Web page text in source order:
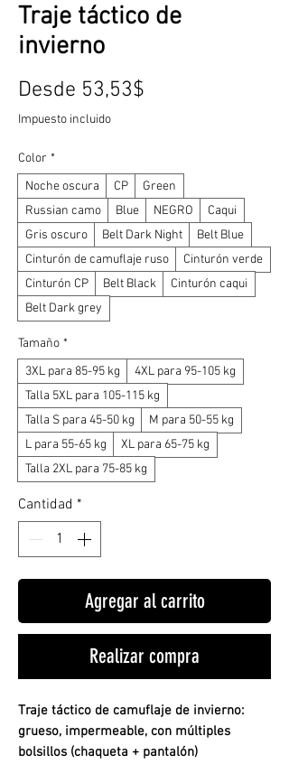
Traje táctico de
invierno
Desde 53,53$
Impuesto incluido
Color *
Noche oscura
CP
Green
Russian camo
Blue NEGRO
Caqui
Gris oscuro
Belt Dark Night
Belt Blue
Cinturón de camuflaje ruso
Cinturón verde
Cinturón CP
Belt Black
Cinturón caqui
Belt Dark grey
Tamaño *
3XL para 85-95 kg
4XL para 95-105 kg
Talla 5XL para 105-115 kg
Talla S para 45-50 kg
M para 50-55 kg
L para 55-65 kg
XL para 65-75 kg
Talla 2XL para 75-85 kg
Cantidad *
Agregar al carrito
Realizar compra
Traje táctico de camuflaje de invierno:
grueso, impermeable, con múltiples
bolsillos (chaqueta + pantalón)